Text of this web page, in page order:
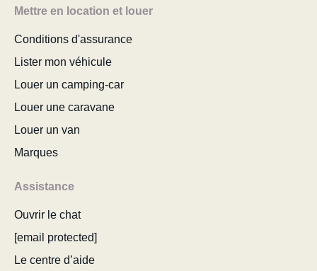
Mettre en location et louer
Conditions d'assurance
Lister mon véhicule
Louer un camping-car
Louer une caravane
Louer un van
Marques
Assistance
Ouvrir le chat
[email protected]
Le centre d’aide